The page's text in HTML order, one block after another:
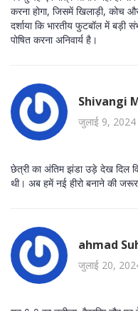
करना होगा, जिसमें खिलाड़ी, कोच
दर्शाया कि भारतीय फुटबॉल में बड़ी
पोषित करना अनिवार्य है।
Shivangi
जुलाई 9,
छेत्री का अंतिम झंडा उड़े देख दिल
थी। अब हमें नई हीरो बनाने की
ahmad
जुलाई 20,